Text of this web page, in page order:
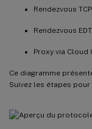
Rendezvous TCP
Rendezvous EDT
Proxy via Cloud
Ce diagramme
Suivez les étapes